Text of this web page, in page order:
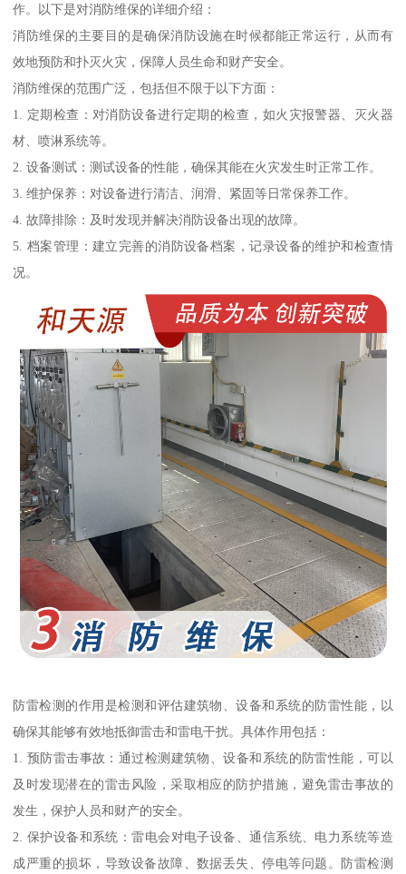
作。以下是对消防维保的详细介绍：
消防维保的主要目的是确保消防设施在时候都能正常运行，从而有
效地预防和扑灭火灾，保障人员生命和财产安全。
消防维保的范围广泛，包括但不限于以下方面：
1. 定期检查：对消防设备进行定期的检查，如火灾报警器、灭火器
材、喷淋系统等。
2. 设备测试：测试设备的性能，确保其能在火灾发生时正常工作。
3. 维护保养：对设备进行清洁、润滑、紧固等日常保养工作。
4. 故障排除：及时发现并解决消防设备出现的故障。
5. 档案管理：建立完善的消防设备档案，记录设备的维护和检查情
况。
防雷检测的作用是检测和评估建筑物、设备和系统的防雷性能，以
确保其能够有效地抵御雷击和雷电干扰。具体作用包括：
1. 预防雷击事故：通过检测建筑物、设备和系统的防雷性能，可以
及时发现潜在的雷击风险，采取相应的防护措施，避免雷击事故的
发生，保护人员和财产的安全。
2. 保护设备和系统：雷电会对电子设备、通信系统、电力系统等造
成严重的损坏，导致设备故障、数据丢失、停电等问题。防雷检测